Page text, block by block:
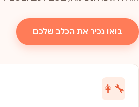
בואו נכיר את הכלב שלכם
👩‍🔧